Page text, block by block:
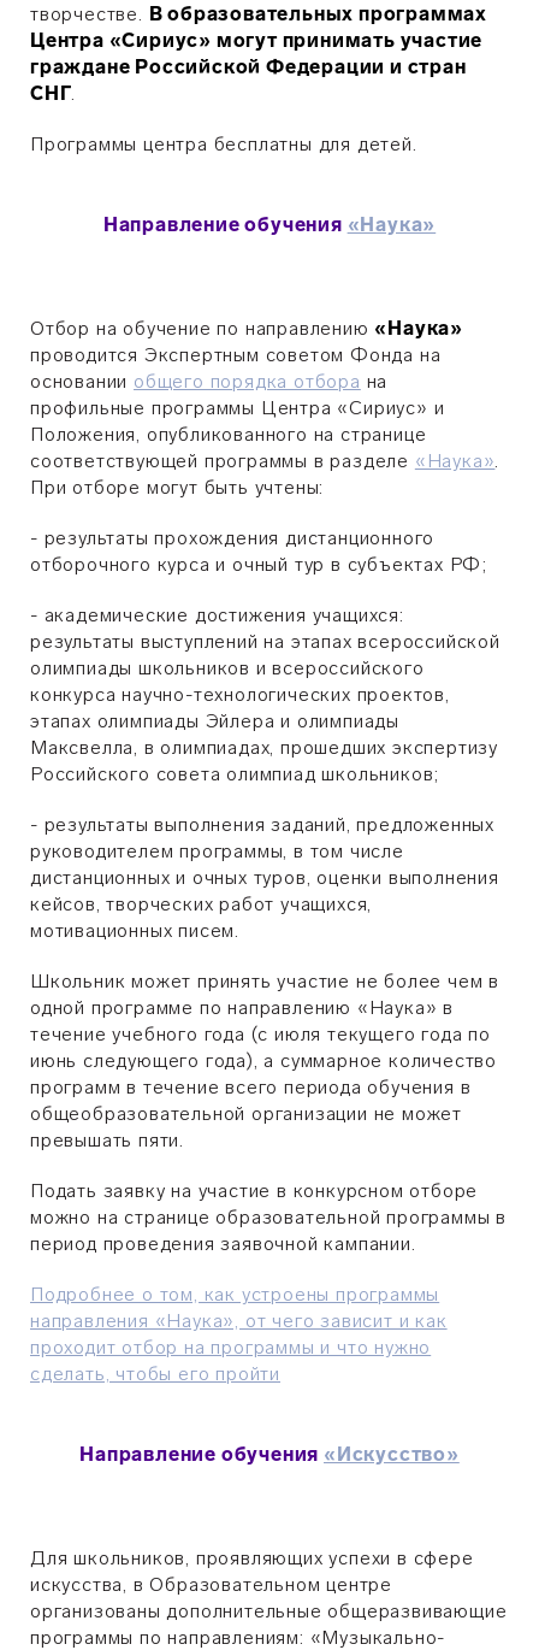
творчестве. В образовательных программах
Центра «Сириус» могут принимать участие
граждане Российской Федерации и стран
СНГ.
Программы центра бесплатны для детей.
Направление обучения «Наука»
Отбор на обучение по направлению «Наука»
проводится Экспертным советом Фонда на
основании общего порядка отбора на
профильные программы Центра «Сириус» и
Положения, опубликованного на странице
соответствующей программы в разделе «Наука».
При отборе могут быть учтены:
- результаты прохождения дистанционного
отборочного курса и очный тур в субъектах РФ;
- академические достижения учащихся:
результаты выступлений на этапах всероссийской
олимпиады школьников и всероссийского
конкурса научно-технологических проектов,
этапах олимпиады Эйлера и олимпиады
Максвелла, в олимпиадах, прошедших экспертизу
Российского совета олимпиад школьников;
- результаты выполнения заданий, предложенных
руководителем программы, в том числе
дистанционных и очных туров, оценки выполнения
кейсов, творческих работ учащихся,
мотивационных писем.
Школьник может принять участие не более чем в
одной программе по направлению «Наука» в
течение учебного года (с июля текущего года по
июнь следующего года), а суммарное количество
программ в течение всего периода обучения в
общеобразовательной организации не может
превышать пяти.
Подать заявку на участие в конкурсном отборе
можно на странице образовательной программы в
период проведения заявочной кампании.
Подробнее о том, как устроены программы
направления «Наука», от чего зависит и как
проходит отбор на программы и что нужно
сделать, чтобы его пройти
Направление обучения «Искусство»
Для школьников, проявляющих успехи в сфере
искусства, в Образовательном центре
организованы дополнительные общеразвивающие
программы по направлениям: «Музыкально-